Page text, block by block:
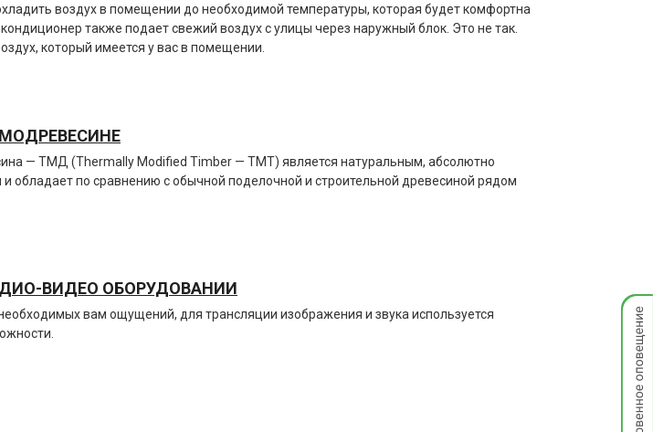
воздух в помещении до необходимой температуры, которая будет комфортна
также подает свежий воздух с улицы через наружный блок. Это не так.
который имеется у вас в помещении.
— ТМД (Thermally Modified Timber — TMT) является натуральным, абсолютно
обладает по сравнению с обычной поделочной и строительной древесиной рядом
ВИДЕО ОБОРУДОВАНИИ
вам ощущений, для трансляции изображения и звука используется